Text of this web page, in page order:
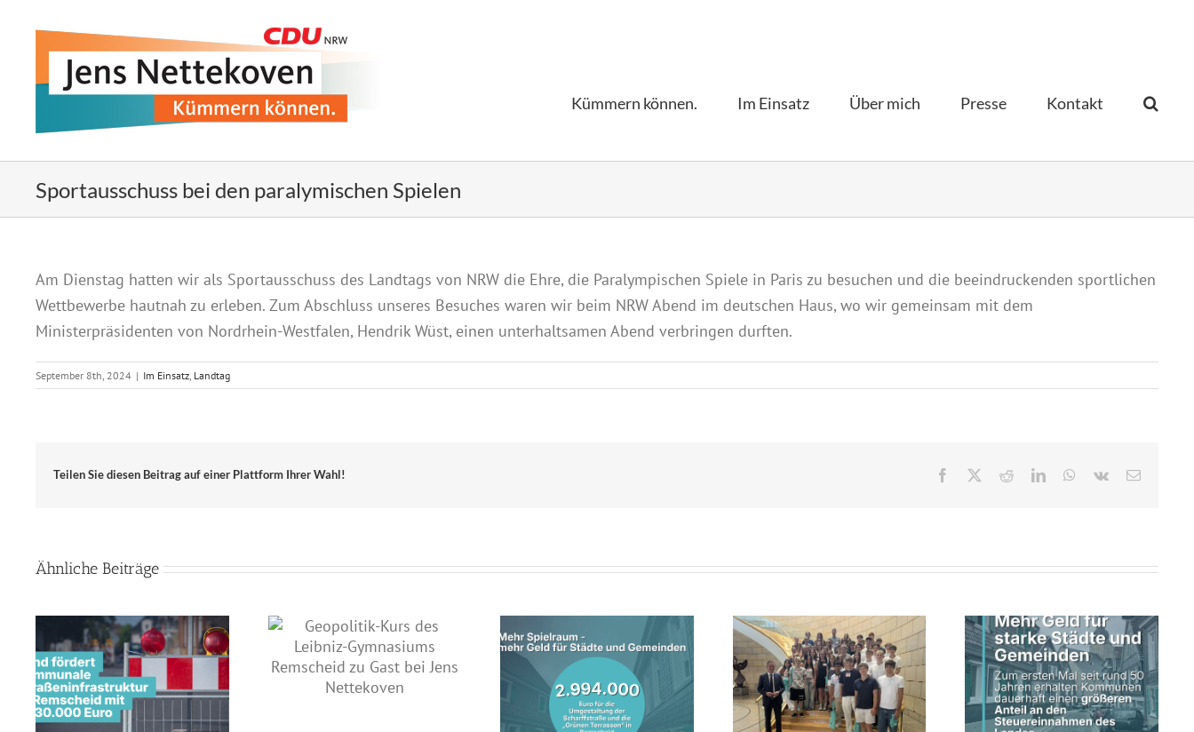
Kümmern können. Im Einsatz Über mich Presse Kontakt­
Sportausschuss bei den paralymischen Spielen
Am Dienstag hatten wir als Sportausschuss des Landtags von NRW die Ehre, die Paralympischen Spiele in Paris zu besuchen und die beeindruckenden sportlichen
Wettbewerbe hautnah zu erleben. Zum Abschluss unseres Besuches waren wir beim NRW Abend im deutschen Haus, wo wir gemeinsam mit dem
Ministerpräsidenten von Nordrhein-Westfalen, Hendrik Wüst, einen unterhaltsamen Abend verbringen durften.
September 8th, 2024 | Im Einsatz, Landtag
Teilen Sie diesen Beitrag auf einer Plattform Ihrer Wahl! Facebook RedditLinkedInWhatsApp
Vk
E-
Ähnliche Beiträge
Geopolitik-Kurs des Leibniz-
Gymnasiums Remscheid zu
Gast bei Jens Nettekoven
Land unterstützt
Lebhafte Diskussion im
Landtag: Jahrgangsstufe des
Theodor-Heuss-Gymnasiums
Schwarz-grüne
Landesregierung erhöht
kommunalen Anteil an
Land fördert kommunale
Straßeninfrastruktur